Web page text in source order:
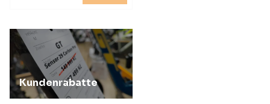
Kundenrabatte